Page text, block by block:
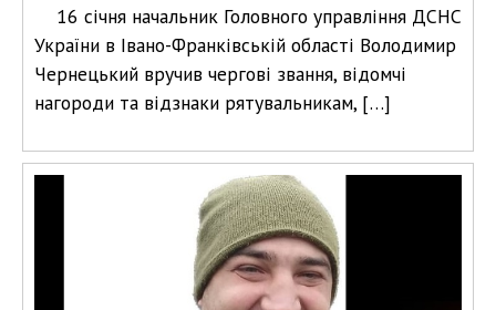
16 січня начальник Головного управління ДСНС
України в Івано-Франківській області Володимир
Чернецький вручив чергові звання, відомчі
нагороди та відзнаки рятувальникам, […]